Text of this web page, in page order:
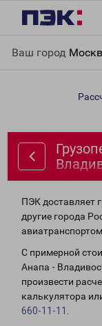
Ваш город
Владивосток
ПЭК доставляет
другие города
авиатранспортом.
С примерной
Анапа -
произвести
калькулятора
660-11-11